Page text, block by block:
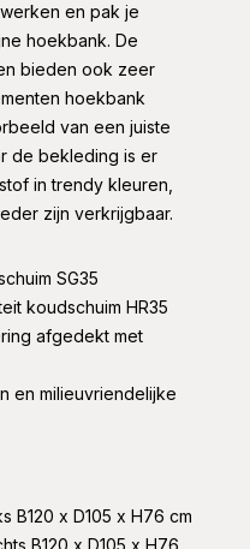
en pak je
hoekbank. De
bieden ook zeer
hoekbank
van een juiste
de bekleding is er
in trendy kleuren,
zijn verkrijgbaar.
SG35
koudschuim HR35
afgedekt met
en milieuvriendelijke
B120 x D105 x H76 cm